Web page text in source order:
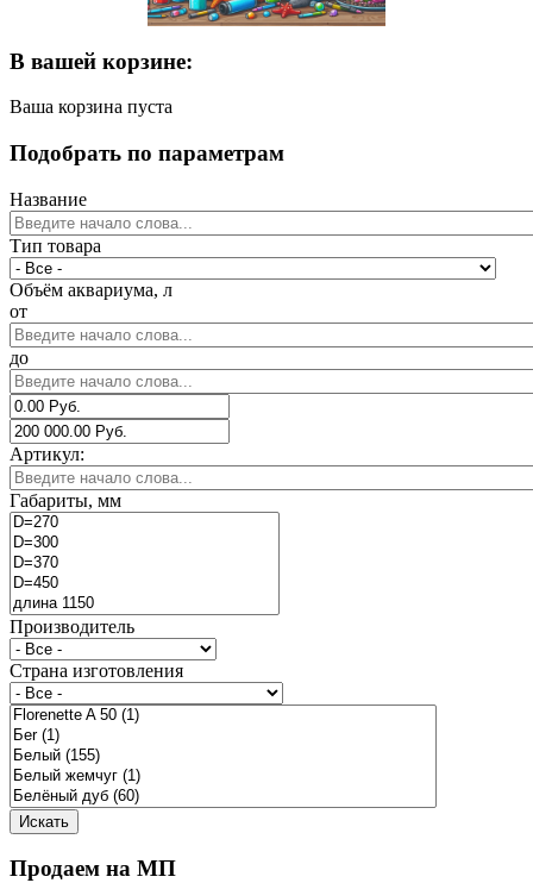
В вашей корзине:
Ваша корзина пуста
Подобрать по параметрам
Название
Тип товара
Объём аквариума, л
от
до
Артикул:
Габариты, мм
Производитель
Страна изготовления
Продаем на МП